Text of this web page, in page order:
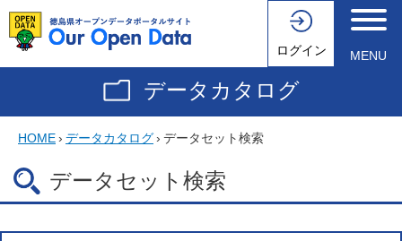
ログイン MENU
データカタログ
HOME› データカタログ› データセット検索
データセット検索